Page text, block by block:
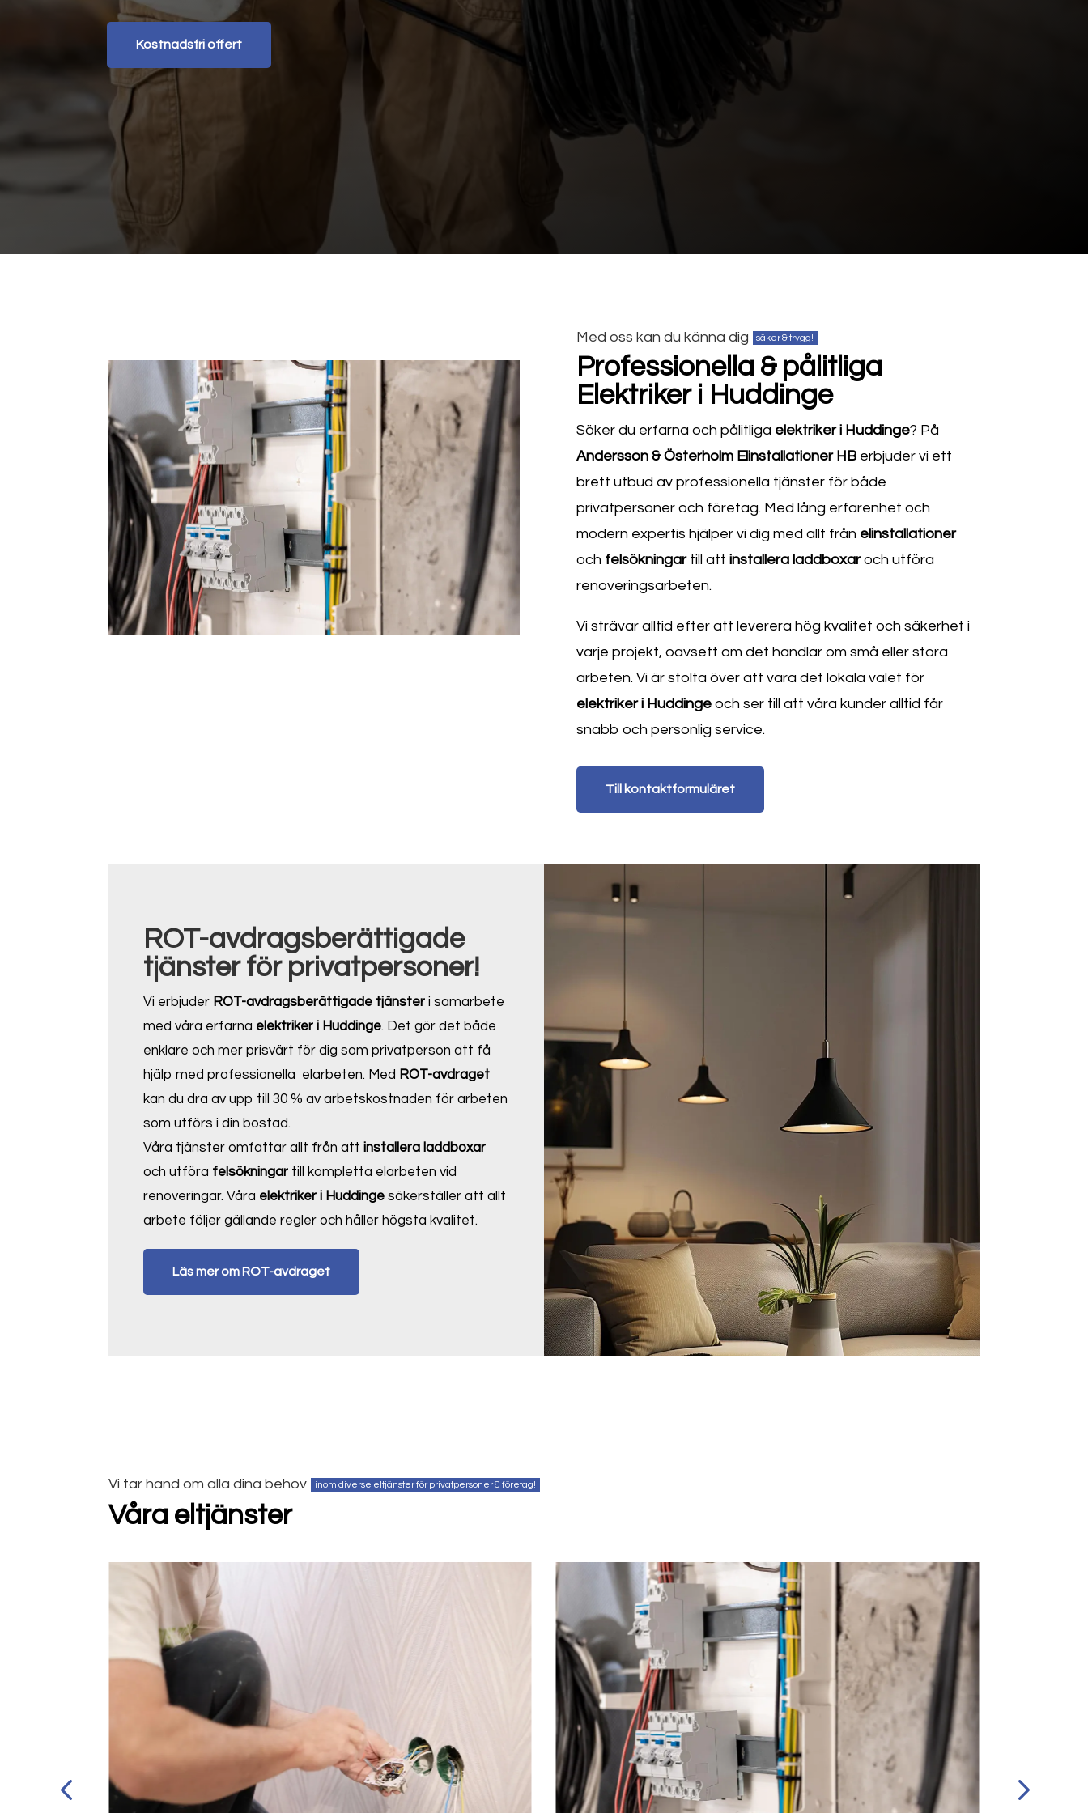
Kostnadsfri offert
Med oss kan du känna dig säker & trygg!
Professionella & pålitliga
Elektriker i Huddinge
Söker du erfarna och pålitliga elektriker i Huddinge? På
Andersson & Österholm Elinstallationer HBerbjuder vi ett
brett utbud av professionella tjänster för både
privatpersoner och företag. Med lång erfarenhet och
modern expertis hjälper vi dig med allt från elinstallationer
och felsökningartill att installera laddboxaroch utföra
renoveringsarbeten.
Vi strävar alltid efter att leverera hög kvalitet och säkerhet i
varje projekt, oavsett om det handlar om små eller stora
arbeten. Vi är stolta över att vara det lokala valet för
elektriker i Huddinge och ser till att våra kunder alltid får
snabb och personlig service.
Till kontaktformuläret
ROT-avdragsberättigade
tjänster för privatpersoner!
Vi erbjuder ROT-avdragsberättigade tjänster i samarbete
med våra erfarna elektriker i Huddinge. Det gör det både
enklare och mer prisvärt för dig som privatperson att få
hjälp med professionella elarbeten. Med ROT-avdraget
kan du dra av upp till 30 % av arbetskostnaden för arbeten
som utförs i din bostad.
Våra tjänster omfattar allt från attinstallera laddboxar
och utföra felsökningar till kompletta elarbeten vid
renoveringar. Våra elektriker i Huddingesäkerställer att allt
arbete följer gällande regler och håller högsta kvalitet.
Läs mer om ROT-avdraget
Vi tar hand om alla dina behov inom diverse eltjänster för privatpersoner & företag!
Våra eltjänster